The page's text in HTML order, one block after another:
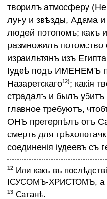
творилъ атмосферу
луну и звѣзды, Адама и
людей потопомъ; какъ
размножилъ потомство
израильтянъ изъ
Iудеѣ подъ ИМЕНЕМЪ
Назаретскаго12); какiя
страдалъ и былъ убитъ
главное требуютъ,
ОНЪ претерпѣлъ отъ
смерть для
соединенiя iудеевъ съ
12 Или какъ въ
IСУСОМЪ-ХРИСТОМЪ, а
13 Сатанѣ.